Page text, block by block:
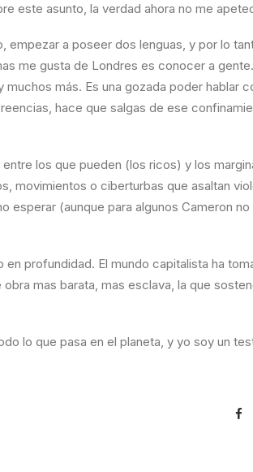
este asunto, la verdad ahora no me
empezar a poseer dos lenguas, y por lo
me gusta de Londres es conocer a gente.
más. Es una gozada poder hablar
hace que salgas de ese
los que pueden (los ricos) y los
movimientos o ciberturbas que asaltan
esperar (aunque para algunos Cameron
profundidad. El mundo capitalista ha
mas barata, mas esclava, la que
lo que pasa en el planeta, y yo soy un